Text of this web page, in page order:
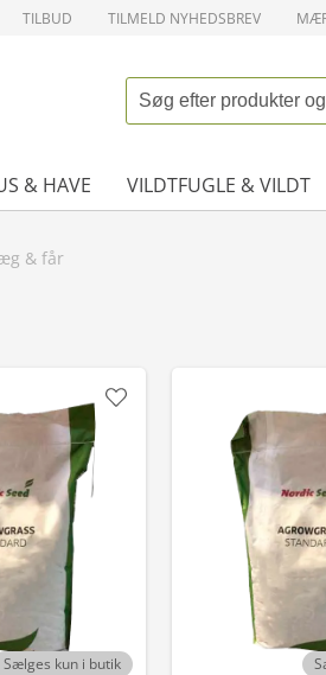
TILBUD TILMELD NYHEDSBREV
& HAVE VILDTFUGLE & VILDT
& får
Sælges kun i butik